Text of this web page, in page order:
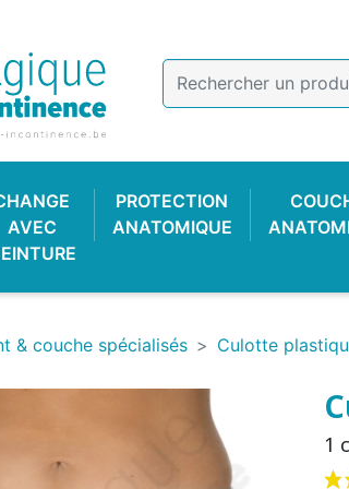
AVEC
PROTECTION
ANATOMIQUE
PROTECTION
CULOTTE COTON
BAVOIR
CHANGE FACILE
& couche spécialisés Culotte
1